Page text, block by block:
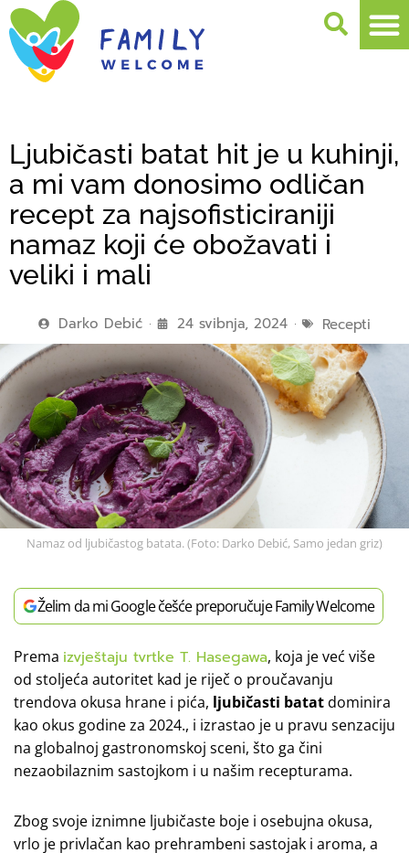
Ljubičasti batat hit je u kuhinji,
a mi vam donosimo odličan
recept za najsofisticiraniji
namaz koji će obožavati i
veliki i mali
Darko Debić 24 svibnja, 2024 Recepti
Namaz od ljubičastog batata. (Foto: Darko Debić, Samo jedan griz)
Želim da mi Google češće preporučuje Family Welcome
Prema izvještaju tvrtke T. Hasegawa, koja je već više
od stoljeća autoritet kad je riječ o proučavanju
trendova okusa hrane i pića, ljubičasti batatdominira
kao okus godine za 2024., i izrastao je u pravu senzaciju
na globalnoj gastronomskoj sceni, što ga čini
nezaobilaznim sastojkom i u našim recepturama.
Zbog svoje iznimne ljubičaste boje i osebujna okusa,
vrlo je privlačan kao prehrambeni sastojak i aroma, a